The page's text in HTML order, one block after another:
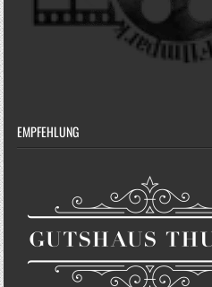
EMPFEHLUNG